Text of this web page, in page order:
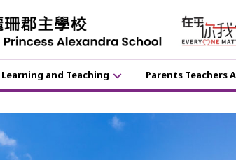
Learning and Teaching Parents Teachers